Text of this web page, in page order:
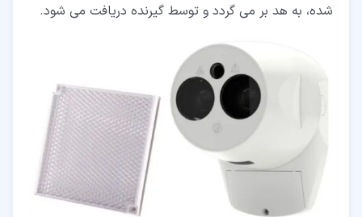
شده، به هد بر می گردد و توسط گیرنده دریافت می شود.